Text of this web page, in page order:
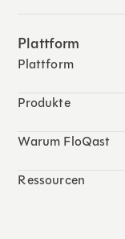
Plattform
Plattform
Produkte
Warum FloQast
Ressourcen